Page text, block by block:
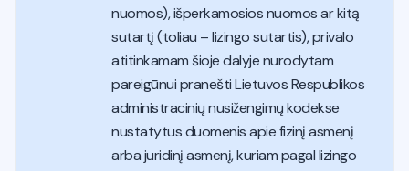
nuomos), išperkamosios nuomos ar kitą
sutartį (toliau – lizingo sutartis), privalo
atitinkamam šioje dalyje nurodytam
pareigūnui pranešti Lietuvos Respublikos
administracinių nusižengimų kodekse
nustatytus duomenis apie fizinį asmenį
arba juridinį asmenį, kuriam pagal lizingo